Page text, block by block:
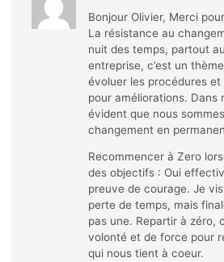
Bonjour Olivier, Merci
La résistance au
nuit des temps, partout
entreprise, c’est un
évoluer les procédures
pour améliorations. Dans
évident que nous
changement en
Recommencer à Zero
des objectifs : Oui
preuve de courage. Je
perte de temps, mais
pas une. Repartir à zéro,
volonté et de force pour
qui nous tient à coeur.